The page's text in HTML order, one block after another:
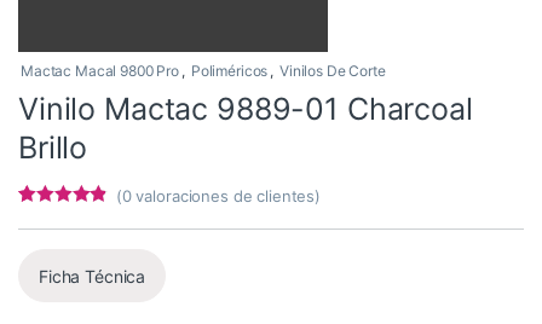
Mactac Macal 9800 Pro , Poliméricos , Vinilos De Corte
Vinilo Mactac 9889-01 Charcoal
Brillo
valoracione
s de
(0valoraciones de clientes)
Ficha Técnica